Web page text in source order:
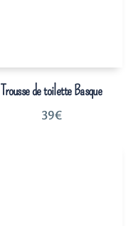
Trousse de toilette Basque
39€